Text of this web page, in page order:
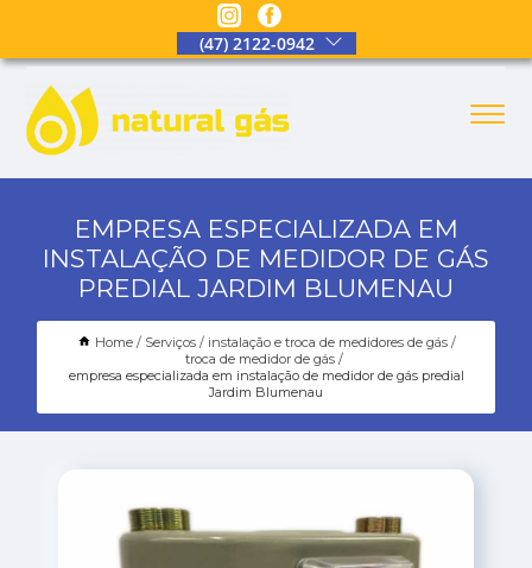
(47) 2122-0942
EMPRESA ESPECIALIZADA EM
INSTALAÇÃO DE MEDIDOR DE GÁS
PREDIAL JARDIM BLUMENAU
Home Serviços
instalação e troca de medidores de gás
troca de medidor de gás
empresa especializada em instalação de medidor de gás predial
Jardim Blumenau